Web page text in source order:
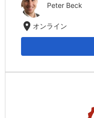
Peter Beck
location_on オンライン